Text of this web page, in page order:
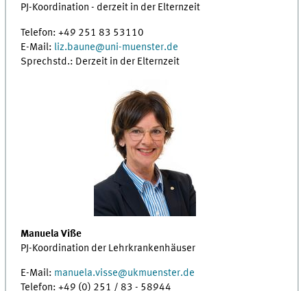
PJ-Koordination - derzeit in der Elternzeit
Telefon: +49 251 83 53110
E-Mail: liz.baune@uni-muenster.de
Sprechstd.: Derzeit in der Elternzeit
Manuela Viße
PJ-Koordination der Lehrkrankenhäuser
E-Mail: manuela.visse@ukmuenster.de
Telefon: +49 (0) 251 / 83 - 58944